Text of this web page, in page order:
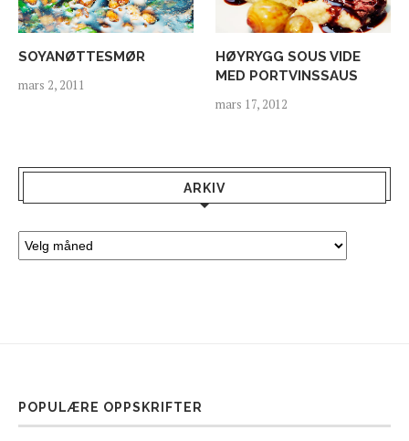
SOYANØTTESMØR
mars 2, 2011
HØYRYGG SOUS VIDE
MED PORTVINSSAUS
mars 17, 2012
ARKIV
POPULÆRE OPPSKRIFTER